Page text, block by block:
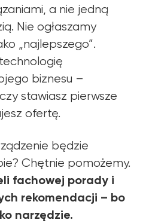
a nie jedną
Nie ogłaszamy
„najlepszego”.
biznesu –
stawiasz pierwsze
ofertę.
będzie
Chętnie pomożemy.
fachowej porady i
rekomendacji – bo
narzędzie.